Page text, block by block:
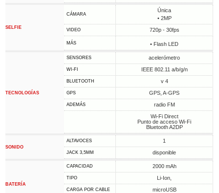
SELFIE
CÁMARA
Única
• 2MP
VIDEO 720p - 30fps
MÁS • Flash LED
TECNOLOGÍAS
SENSORES acelerómetro
WI-FI IEEE 802.11 a/b/g/n
BLUETOOTH v 4
GPS GPS, A-GPS
ADEMÁS
radio FM
Wi-Fi Direct
Punto de acceso Wi-Fi
Bluetooth A2DP
SONIDO
ALTAVOCES 1
JACK 3,5MM disponible
BATERÍA
CAPACIDAD 2000 mAh
TIPO Li-Ion,
CARGA POR CABLE microUSB